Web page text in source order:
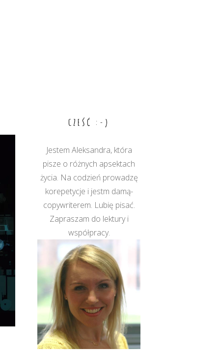
CZEŚĆ :-)
Jestem Aleksandra, która
pisze o różnych apsektach
życia. Na codzień prowadzę
korepetycje i jestm damą-
copywriterem. Lubię pisać.
Zapraszam do lektury i
współpracy.